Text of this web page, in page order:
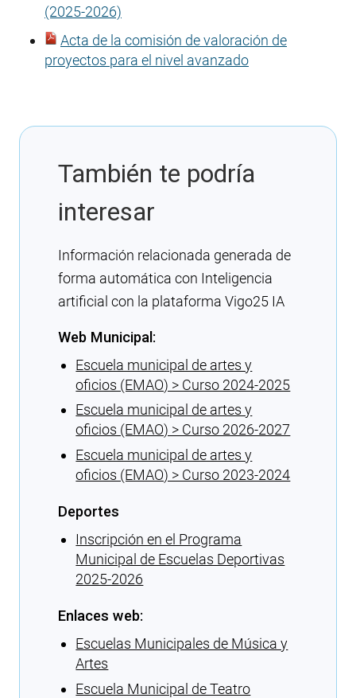
(2025-2026)
Acta de la comisión de valoración de
proyectos para el nivel avanzado
También te podría
interesar
Información relacionada generada de
forma automática con Inteligencia
artificial con la plataforma Vigo25 IA
Web Municipal:
Escuela municipal de artes y
oficios (EMAO) > Curso 2024-2025
Escuela municipal de artes y
oficios (EMAO) > Curso 2026-2027
Escuela municipal de artes y
oficios (EMAO) > Curso 2023-2024
Deportes
Inscripción en el Programa
Municipal de Escuelas Deportivas
2025-2026
Enlaces web:
Escuelas Municipales de Música y
Artes
Escuela Municipal de Teatro